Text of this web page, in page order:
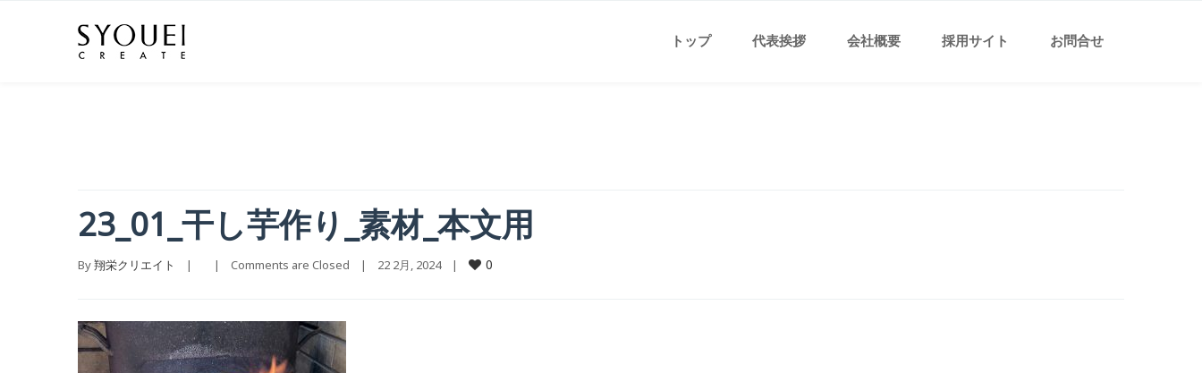
トップ 代表挨拶 会社概要 採用サイト お問合せ
23_01_干し芋作り_素材_本文用
By 翔栄クリエイト
    |        |
Comments are Closed
    |    22 2月, 2024    |
0